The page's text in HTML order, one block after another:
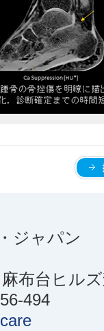
ジャパン
布台ヒル
494